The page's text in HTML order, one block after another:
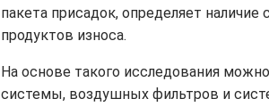
пакета присадок, определяет
продуктов износа.
На основе такого исследования
системы, воздушных фильтров и